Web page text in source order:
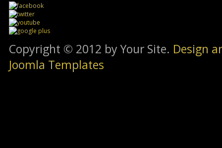
Copyright © 2012 by Your Site. Design
Joomla Templates